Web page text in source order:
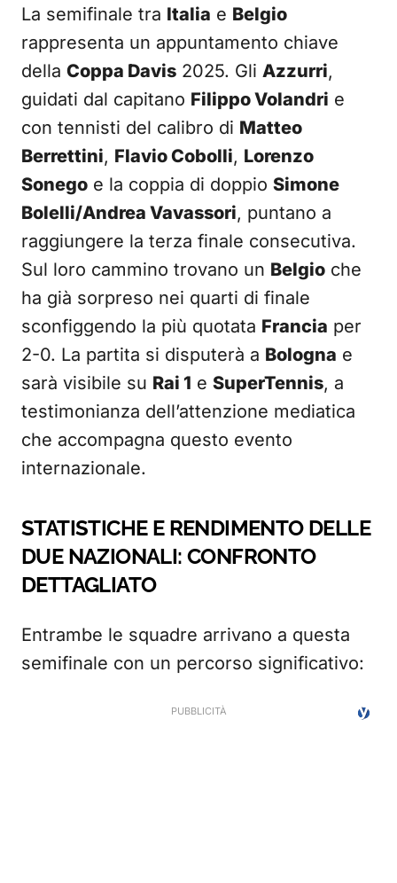
La semifinale tra Italia e Belgio
rappresenta un appuntamento chiave
della Coppa Davis 2025. Gli Azzurri,
guidati dal capitano Filippo Volandri e
con tennisti del calibro di Matteo
Berrettini, Flavio Cobolli, Lorenzo
Sonego e la coppia di doppio Simone
Bolelli/Andrea Vavassori, puntano a
raggiungere la terza finale consecutiva.
Sul loro cammino trovano un Belgio che
ha già sorpreso nei quarti di finale
sconfiggendo la più quotata Francia per
2-0. La partita si disputerà a Bologna e
sarà visibile su Rai 1 e SuperTennis, a
testimonianza dell’attenzione mediatica
che accompagna questo evento
internazionale.
STATISTICHE E RENDIMENTO DELLE
DUE NAZIONALI: CONFRONTO
DETTAGLIATO
Entrambe le squadre arrivano a questa
semifinale con un percorso significativo: